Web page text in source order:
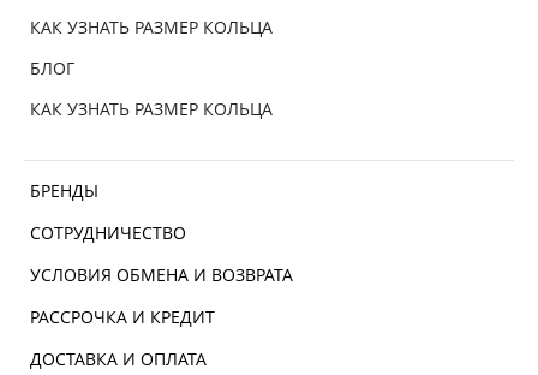
КАК УЗНАТЬ РАЗМЕР КОЛЬЦА
БЛОГ
КАК УЗНАТЬ РАЗМЕР КОЛЬЦА
БРЕНДЫ
СОТРУДНИЧЕСТВО
УСЛОВИЯ ОБМЕНА И ВОЗВРАТА
РАССРОЧКА И КРЕДИТ
ДОСТАВКА И ОПЛАТА